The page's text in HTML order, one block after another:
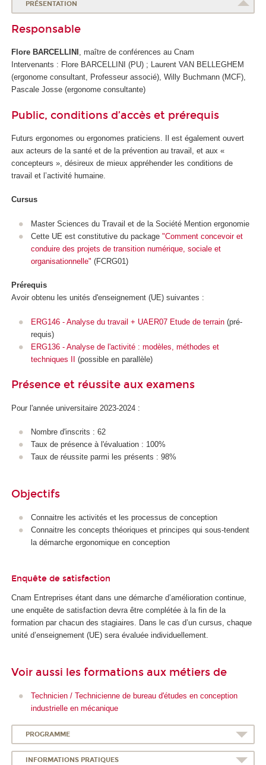
PRÉSENTATION
Responsable
Flore BARCELLINI , maître de conférences au Cnam
Intervenants : Flore BARCELLINI (PU) ; Laurent VAN BELLEGHEM
(ergonome consultant, Professeur associé), Willy Buchmann (MCF),
Pascale Josse (ergonome consultante)
Public, conditions d’accès et prérequis
Futurs ergonomes ou ergonomes praticiens. Il est également ouvert
aux acteurs de la santé et de la prévention au travail, et aux «
concepteurs », désireux de mieux appréhender les conditions de
travail et l’activité humaine.
Cursus
Master Sciences du Travail et de la Société Mention ergonomie
Cette UE est constitutive du package "Comment concevoir et
conduire des projets de transition numérique, sociale et
organisationnelle" (FCRG01)
Prérequis
Avoir obtenu les unités d'enseignement (UE) suivantes :
ERG146 - Analyse du travail + UAER07 Etude de terrain(pré-
requis)
ERG136 - Analyse de l'activité : modèles, méthodes et
techniques II
(possible en parallèle)
Présence et réussite aux examens
Pour l'année universitaire 2023-2024 :
Nombre d'inscrits : 62
Taux de présence à l'évaluation : 100%
Taux de réussite parmi les présents : 98%
Objectifs
Connaitre les activités et les processus de conception
Connaitre les concepts théoriques et principes qui sous-tendent
la démarche ergonomique en conception
Enquête de satisfaction
Cnam Entreprises étant dans une démarche d’amélioration continue,
une enquête de satisfaction devra être complétée à la fin de la
formation par chacun des stagiaires. Dans le cas d’un cursus, chaque
unité d’enseignement (UE) sera évaluée individuellement.
Voir aussi les formations aux métiers de
Technicien / Technicienne de bureau d'études en conception
industrielle en mécanique
PROGRAMME
INFORMATIONS PRATIQUES